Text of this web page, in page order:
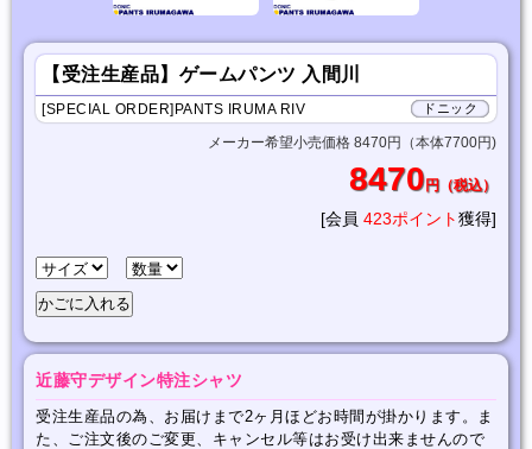
【受注生産品】ゲームパンツ 入間川
ドニック
[SPECIAL ORDER]PANTS IRUMA RIV
メーカー希望小売価格 8470円（本体7700円)
8470円（税込）
[会員 423ポイント獲得]
近藤守デザイン特注シャツ
受注生産品の為、お届けまで2ヶ月ほどお時間が掛かります。ま
た、ご注文後のご変更、キャンセル等はお受け出来ませんので